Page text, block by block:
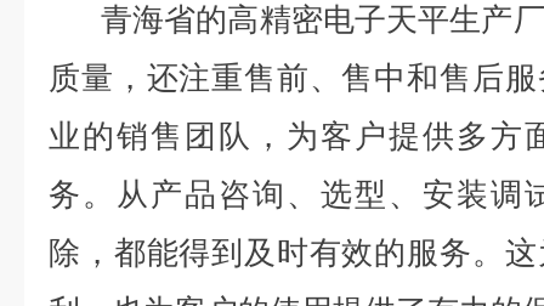
青海省的高精密电子天平生产
质量，还注重售前、售中和售后
业的销售团队，为客户提供多方
务。从产品咨询、选型、安装调
除，都能得到及时有效的服务。